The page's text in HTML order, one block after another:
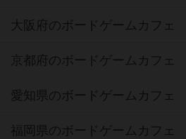
大阪府のボードゲームカフェ
京都府のボードゲームカフェ
愛知県のボードゲームカフェ
福岡県のボードゲームカフェ